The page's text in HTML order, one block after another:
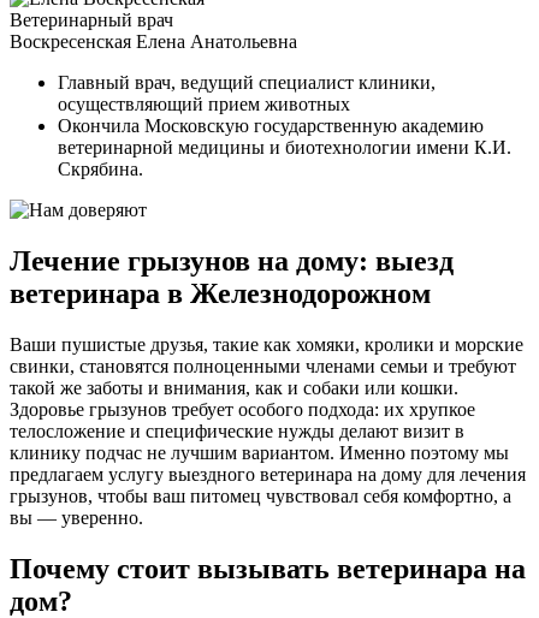
Ветеринарный врач
Воскресенская Елена Анатольевна
Главный врач, ведущий специалист клиники,
осуществляющий прием животных
Окончила Московскую государственную академию
ветеринарной медицины и биотехнологии имени К.И.
Скрябина.
Лечение грызунов на дому: выезд
ветеринара в Железнодорожном
Ваши пушистые друзья, такие как хомяки, кролики и морские
свинки, становятся полноценными членами семьи и требуют
такой же заботы и внимания, как и собаки или кошки.
Здоровье грызунов требует особого подхода: их хрупкое
телосложение и специфические нужды делают визит в
клинику подчас не лучшим вариантом. Именно поэтому мы
предлагаем услугу выездного ветеринара на дому для лечения
грызунов, чтобы ваш питомец чувствовал себя комфортно, а
вы — уверенно.
Почему стоит вызывать ветеринара на
дом?